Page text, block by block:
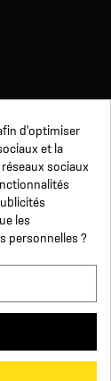
Foot x
d'optimiser
et la
sociaux
les
personnelles ?